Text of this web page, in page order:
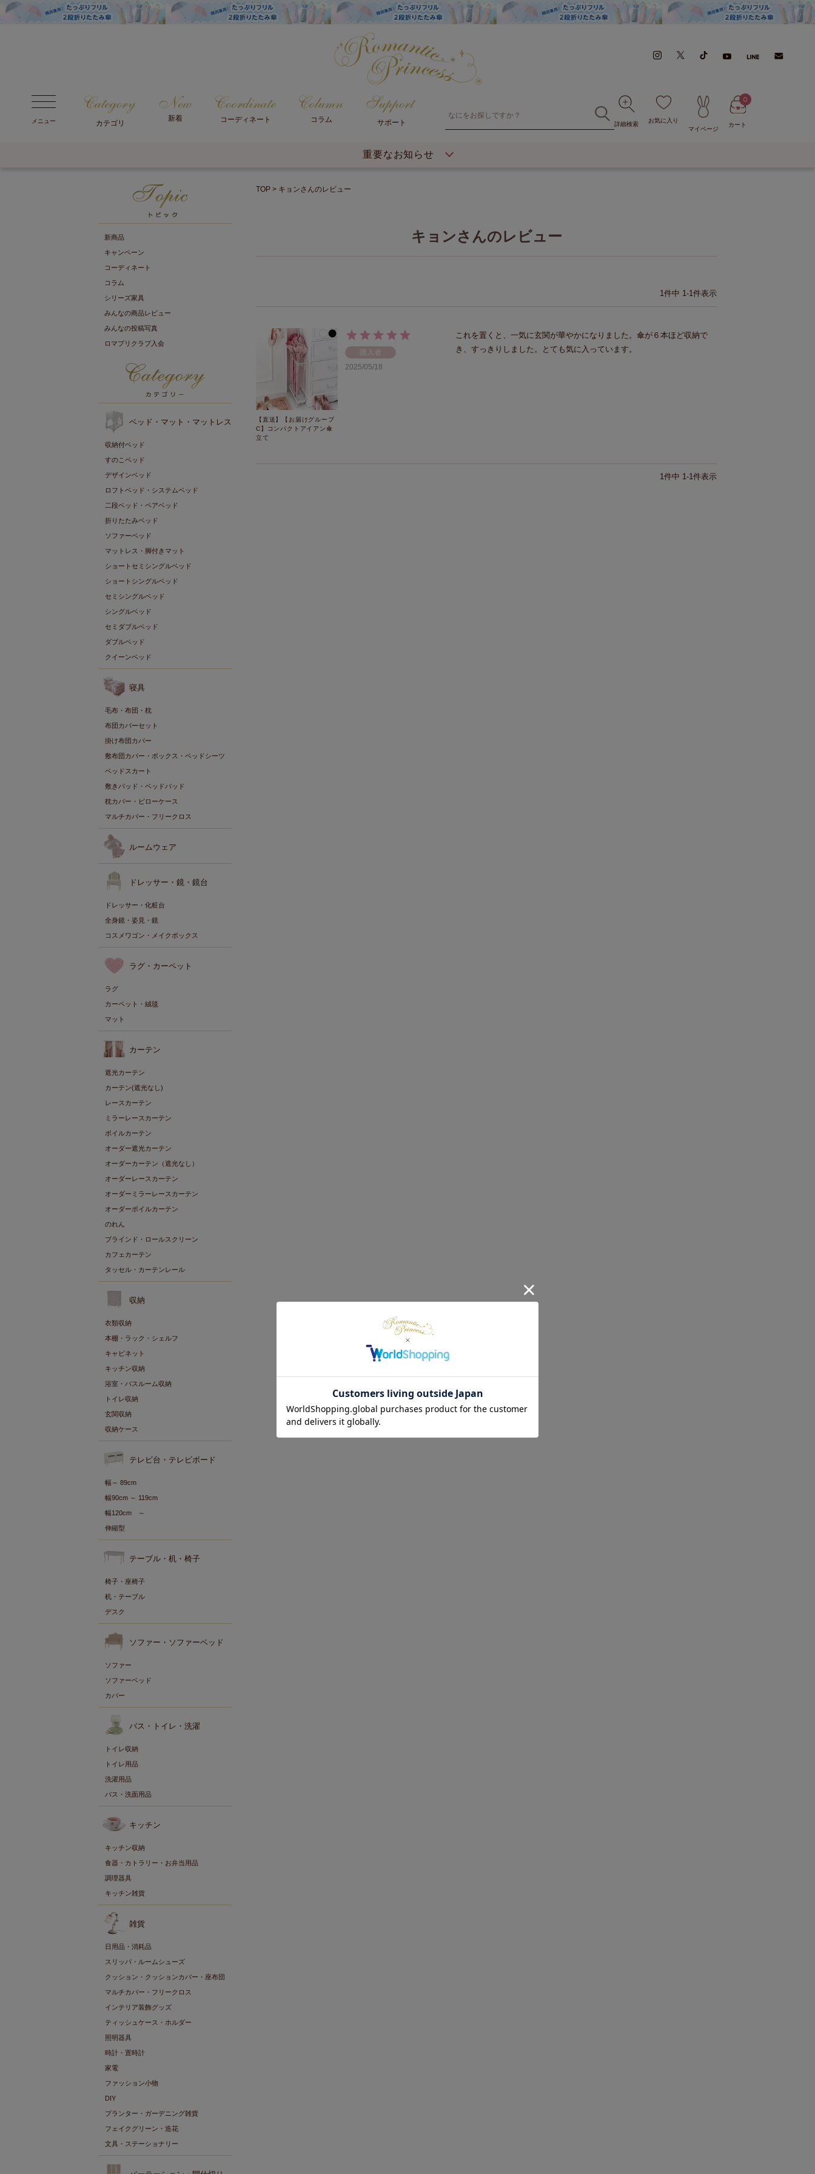
メニュー カテゴリ
新着 コーディネート コラム サポート 詳細検索
お気に入り
マイページ
カート
0
重要なお知らせ
新商品
キャンペーン
コーディネート
コラム
シリーズ家具
みんなの商品レビュー
みんなの投稿写真
ロマプリクラブ入会
ベッド・マット・マットレス
収納付ベッド
すのこベッド
デザインベッド
ロフトベッド・システムベッド
二段ベッド・ペアベッド
折りたたみベッド
ソファーベッド
マットレス・脚付きマット
ショートセミシングルベッド
ショートシングルベッド
セミシングルベッド
シングルベッド
セミダブルベッド
ダブルベッド
クイーンベッド
寝具
毛布・布団・枕
布団カバーセット
掛け布団カバー
敷布団カバー・ボックス・ベッドシーツ
ベッドスカート
敷きパッド・ベッドパッド
枕カバー・ピローケース
マルチカバー・フリークロス
ルームウェア
ドレッサー・鏡・鏡台
ドレッサー・化粧台
全身鏡・姿見・鏡
コスメワゴン・メイクボックス
ラグ・カーペット
ラグ
カーペット・絨毯
マット
カーテン
遮光カーテン
カーテン(遮光なし)
レースカーテン
ミラーレースカーテン
ボイルカーテン
オーダー遮光カーテン
オーダーカーテン（遮光なし）
オーダーレースカーテン
オーダーミラーレースカーテン
オーダーボイルカーテン
のれん
ブラインド・ロールスクリーン
カフェカーテン
タッセル・カーテンレール
収納
衣類収納
本棚・ラック・シェルフ
キャビネット
キッチン収納
浴室・バスルーム収納
トイレ収納
玄関収納
収納ケース
テレビ台・テレビボード
幅～ 89cm
幅90cm ～ 119cm
幅120cm ～
伸縮型
テーブル・机・椅子
椅子・座椅子
机・テーブル
デスク
ソファー・ソファーベッド
ソファー
ソファーベッド
カバー
バス・トイレ・洗濯
トイレ収納
トイレ用品
洗濯用品
バス・洗面用品
キッチン
キッチン収納
食器・カトラリー・お弁当用品
調理器具
キッチン雑貨
雑貨
日用品・消耗品
スリッパ・ルームシューズ
クッション・クッションカバー・座布団
マルチカバー・フリークロス
インテリア装飾グッズ
ティッシュケース・ホルダー
照明器具
時計・置時計
家電
ファッション小物
DIY
プランター・ガーデニング雑貨
フェイクグリーン・造花
文具・ステーショナリー
TOP キョンさんのレビュー
キョンさんのレビュー
1件中 1-1件表示
【直送】【お届けグループ
C】コンパクトアイアン傘
立て
購入者
2025/05/18
これを置くと、一気に玄関が華やかになりました。傘が６本ほど収納で
き、すっきりしました。とても気に入っています。
1件中 1-1件表示